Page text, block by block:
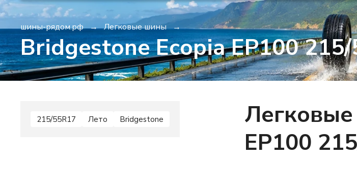
шины-рядом.рф Легковые шины
Bridgestone Ecopia EP100
215/55R17 Лето Bridgestone
EP100